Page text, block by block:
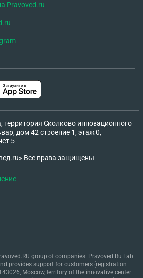
Pravoved.ru
территория Сколково инновационного
дом 42 строение 1, этаж 0,
5
Все права защищены.
group of companies. Pravoved.Ru Lab
provides support for customers (registration
Moscow, territory of the innovative center